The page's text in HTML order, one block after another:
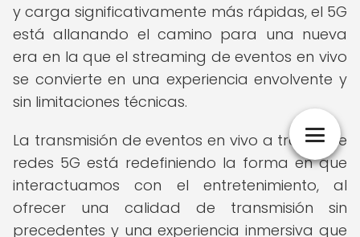
y carga significativamente más rápidas, el 5G
está allanando el camino para una nueva
era en la que el streaming de eventos en vivo
se convierte en una experiencia envolvente y
sin limitaciones técnicas.
La transmisión de eventos en vivo a través de
redes 5G está redefiniendo la forma en que
interactuamos con el entretenimiento, al
ofrecer una calidad de transmisión sin
precedentes y una experiencia inmersiva que